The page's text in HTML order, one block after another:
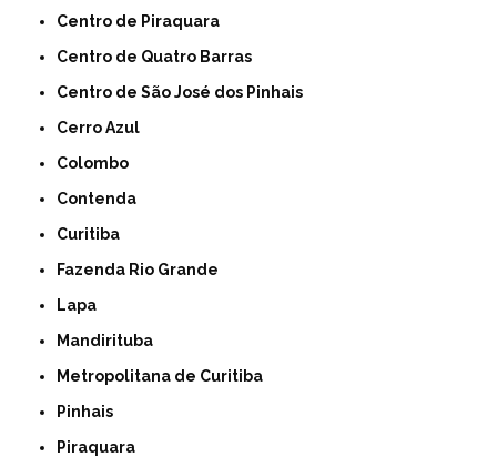
Centro de Piraquara
Centro de Quatro Barras
Centro de São José dos Pinhais
Cerro Azul
Colombo
Contenda
Curitiba
Fazenda Rio Grande
Lapa
Mandirituba
Metropolitana de Curitiba
Pinhais
Piraquara